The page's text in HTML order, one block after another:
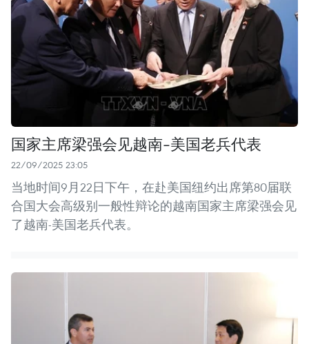
国家主席梁强会见越南-美国老兵代表
22/09/2025 23:05
当地时间9月22日下午，在赴美国纽约出席第80届联
合国大会高级别一般性辩论的越南国家主席梁强会见
了越南-美国老兵代表。